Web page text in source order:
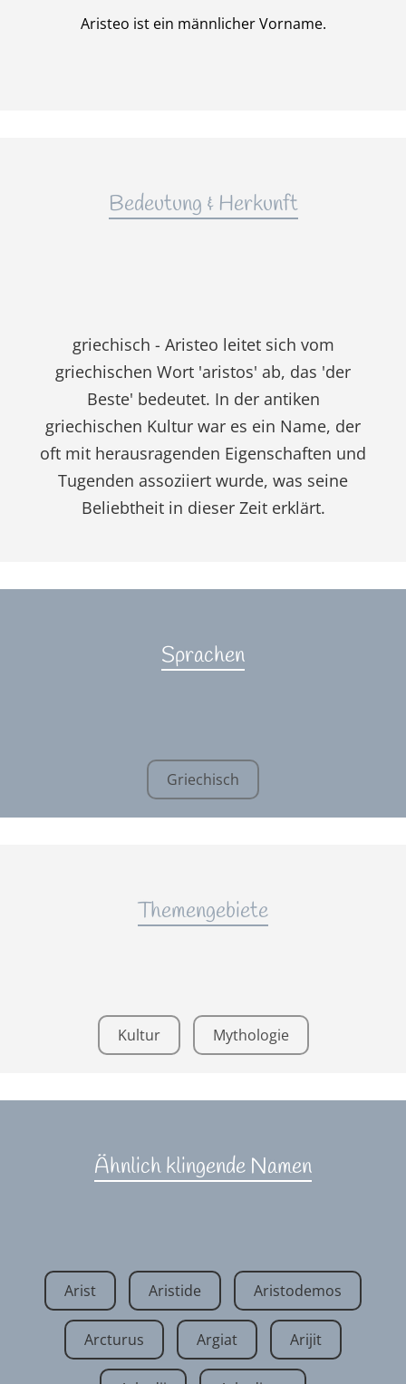
Aristeo ist ein männlicher Vorname.
Bedeutung & Herkunft
griechisch - Aristeo leitet sich vom
griechischen Wort 'aristos' ab, das 'der
Beste' bedeutet. In der antiken
griechischen Kultur war es ein Name, der
oft mit herausragenden Eigenschaften und
Tugenden assoziiert wurde, was seine
Beliebtheit in dieser Zeit erklärt.
Sprachen
Griechisch
Themengebiete
Kultur Mythologie
Ähnlich klingende Namen
Arist Aristide Aristodemos
Arcturus Argiat Arijit